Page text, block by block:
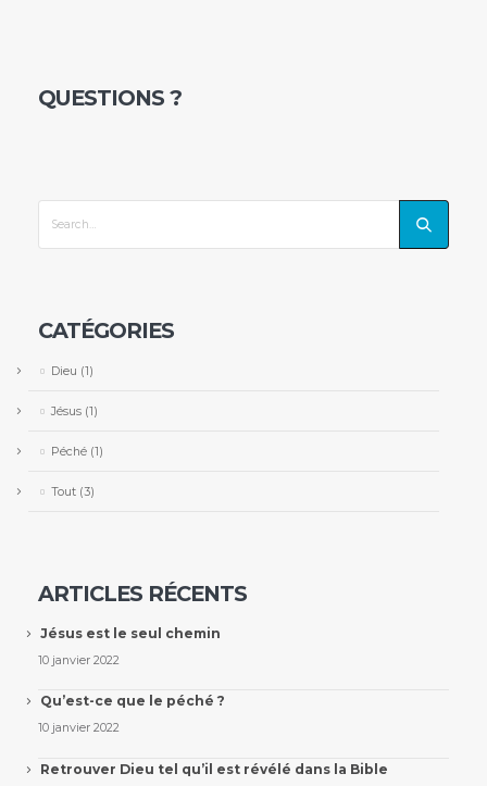
QUESTIONS ?
CATÉGORIES
Dieu (1)
Jésus(1)
Péché(1)
Tout(3)
ARTICLES RÉCENTS
Jésus est le seul chemin
10 janvier 2022
Qu’est-ce que le péché ?
10 janvier 2022
Retrouver Dieu tel qu’il est révélé dans la Bible